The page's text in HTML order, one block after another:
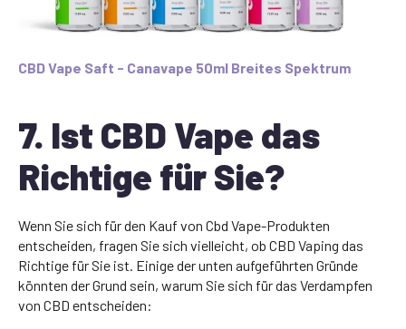
CBD Vape Saft - Canavape 50ml Breites Spektrum
7. Ist CBD Vape das
Richtige für Sie?
Wenn Sie sich für den Kauf von Cbd Vape-Produkten
entscheiden, fragen Sie sich vielleicht, ob CBD Vaping das
Richtige für Sie ist. Einige der unten aufgeführten Gründe
könnten der Grund sein, warum Sie sich für das Verdampfen
von CBD entscheiden: